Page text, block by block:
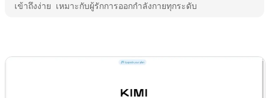
เข้าถึงง่าย เหมาะกับผู้รักการออกกำลังกายทุกระดับ